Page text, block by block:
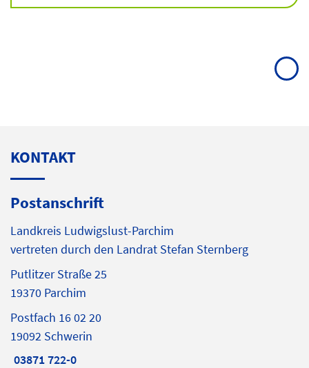
KONTAKT
Postanschrift
Landkreis Ludwigslust-Parchim
vertreten durch den Landrat Stefan Sternberg
Putlitzer Straße 25
19370 Parchim
Postfach 16 02 20
19092 Schwerin
03871 722-0